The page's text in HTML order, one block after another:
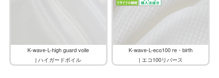
K-wave-L-high guard voile
| ハイガードボイル
K-wave-L-eco100 re・birth
| エコ100リバース